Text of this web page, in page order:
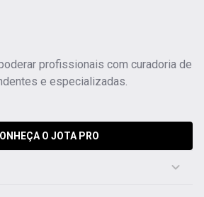
profissionais com curadoria de
e especializadas.
O JOTA PRO